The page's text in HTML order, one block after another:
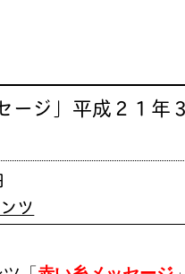
ージ」平成２１年
ツ